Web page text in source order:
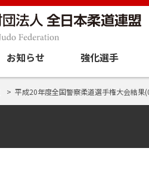
お知らせ 強化選手
平成20年度全国警察柔道選手権大会結果